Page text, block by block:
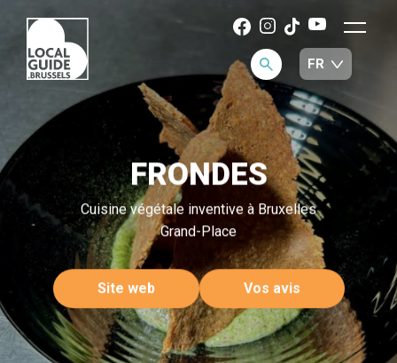
FRONDES
Cuisine végétale inventive à Bruxelles
Grand-Place
Site web Vos avis